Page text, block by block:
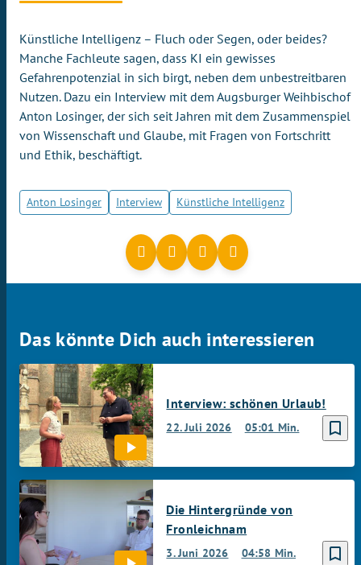
Künstliche Intelligenz – Fluch oder Segen, oder beides?
Manche Fachleute sagen, dass KI ein gewisses
Gefahrenpotenzial in sich birgt, neben dem unbestreitbaren
Nutzen. Dazu ein Interview mit dem Augsburger Weihbischof
Anton Losinger, der sich seit Jahren mit dem Zusammenspiel
von Wissenschaft und Glaube, mit Fragen von Fortschritt
und Ethik, beschäftigt.
Anton Losinger Interview Künstliche Intelligenz
Das könnte Dich auch interessieren
bookmark_border
22. Juli 2026 05:01 Min.
Interview: schönen Urlaub!
bookmark_border
3. Juni 2026 04:58 Min.
Die Hintergründe von
Fronleichnam